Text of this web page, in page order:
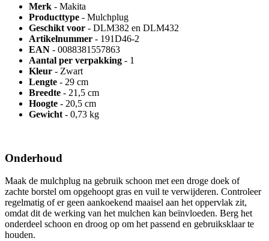
Merk - Makita
Producttype - Mulchplug
Geschikt voor - DLM382 en DLM432
Artikelnummer - 191D46-2
EAN - 0088381557863
Aantal per verpakking - 1
Kleur - Zwart
Lengte - 29 cm
Breedte - 21,5 cm
Hoogte - 20,5 cm
Gewicht - 0,73 kg
Onderhoud
Maak de mulchplug na gebruik schoon met een droge doek of
zachte borstel om opgehoopt gras en vuil te verwijderen. Controleer
regelmatig of er geen aankoekend maaisel aan het oppervlak zit,
omdat dit de werking van het mulchen kan beïnvloeden. Berg het
onderdeel schoon en droog op om het passend en gebruiksklaar te
houden.